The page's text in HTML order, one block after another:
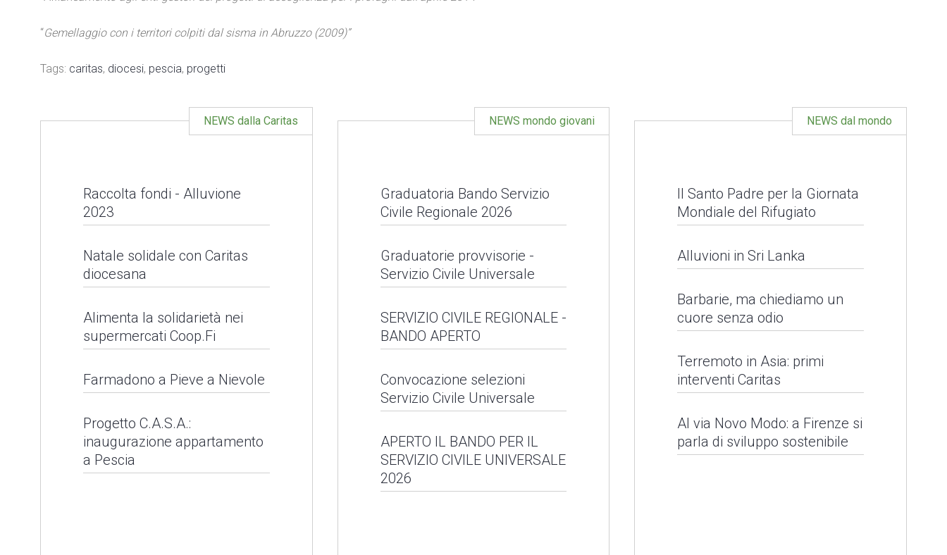
“Gemellaggio con i territori colpiti dal sisma in Abruzzo (2009)”
Tags: caritas, diocesi, pescia, progetti
NEWS dalla Caritas
Raccolta fondi - Alluvione
2023
Raccolta fondi -
Alluvione 2023
LEGGI NEWS
Natale solidale con Caritas
diocesana
Alimenta la solidarietà nei
supermercati Coop.Fi
Alimenta la solidarietà
Coop.Fi
LEGGI NEWS
Farmadono a Pieve a Nievole
Farmadono a Pieve a
Nievole
Progetto C.A.S.A.:
inaugurazione appartamento
a Pescia
NEWS mondo giovani
Graduatoria Bando Servizio
Civile Regionale 2026
Graduatoria Bando
Servizio Civile
LEGGI NEWS
Graduatorie provvisorie -
Servizio Civile Universale
Graduatorie
provvisorie - Servizio
LEGGI NEWS
SERVIZIO CIVILE REGIONALE -
BANDO APERTO
SERVIZIO CIVILE
REGIONALE - BANDO
LEGGI NEWS
Convocazione selezioni
Servizio Civile Universale
Convocazione
selezioni Servizio
Civile Universale
APERTO IL BANDO PER IL
SERVIZIO CIVILE UNIVERSALE
2026
NEWS dal mondo
Il Santo Padre per la Giornata
Mondiale del Rifugiato
Alluvioni in Sri Lanka
Alluvioni in Sri Lanka
Barbarie, ma chiediamo un
cuore senza odio
Barbarie, ma
chiediamo un cuore
LEGGI NEWS
Terremoto in Asia: primi
interventi Caritas
Al via Novo Modo: a Firenze si
parla di sviluppo sostenibile